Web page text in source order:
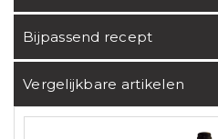
Bijpassend recept
Vergelijkbare artikelen